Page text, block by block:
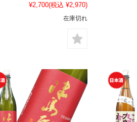
¥2,700(税込 ¥2,970)
在庫切れ